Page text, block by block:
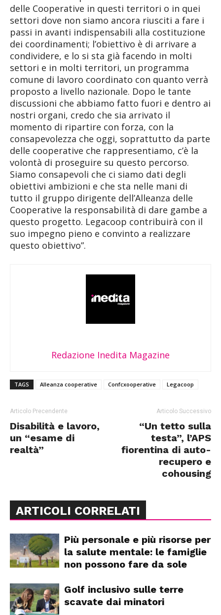
delle Cooperative in questi territori o in quei
settori dove non siamo ancora riusciti a fare i
passi in avanti indispensabili alla costituzione
dei coordinamenti; l’obiettivo è di arrivare a
condividere, e lo si sta già facendo in molti
settori e in molti territori, un programma
comune di lavoro coordinato con quanto verrà
proposto a livello nazionale. Dopo le tante
discussioni che abbiamo fatto fuori e dentro ai
nostri organi, credo che sia arrivato il
momento di ripartire con forza, con la
consapevolezza che oggi, soprattutto da parte
delle cooperative che rappresentiamo, c’è la
volontà di proseguire su questo percorso.
Siamo consapevoli che ci siamo dati degli
obiettivi ambizioni e che sta nelle mani di
tutto il gruppo dirigente dell’Alleanza delle
Cooperative la responsabilità di dare gambe a
questo progetto. Legacoop contribuirà con il
suo impegno pieno e convinto a realizzare
questo obiettivo”.
Redazione Inedita Magazine
TAGS Alleanza cooperative Confcxooperative Legacoop
Articolo Precendente
Disabilità e lavoro,
un “esame di
realtà”
Articolo Successivo
“Un tetto sulla
testa”, l’APS
fiorentina di auto-
recupero e
cohousing
ARTICOLI CORRELATI
Più personale e più risorse per
la salute mentale: le famiglie
non possono fare da sole
Golf inclusivo sulle terre
scavate dai minatori